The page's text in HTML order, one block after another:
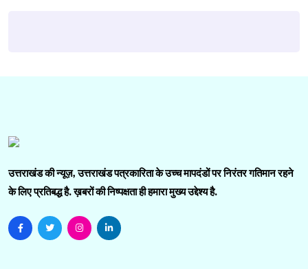
उत्तराखंड की न्यूज़, उत्तराखंड पत्रकारिता के उच्च मापदंडों पर निरंतर गतिमान रहने
के लिए प्रतिबद्ध है. ख़बरों की निष्पक्षता ही हमारा मुख्य उद्देश्य है.